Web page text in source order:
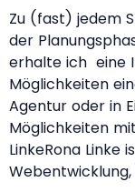
Zu (fast) jedem
der
erhalte ich eine
Möglichkeiten
Agentur oder in
Möglichkeiten
LinkeRona Linke
Webentwicklung,